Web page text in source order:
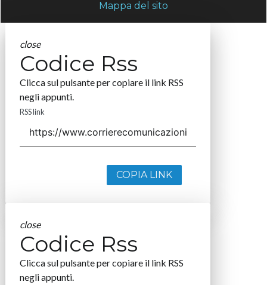
Mappa del sito
close
Codice Rss
Clicca sul pulsante per copiare il link RSS
negli appunti.
RSS link
COPIA LINK
close
Codice Rss
Clicca sul pulsante per copiare il link RSS
negli appunti.